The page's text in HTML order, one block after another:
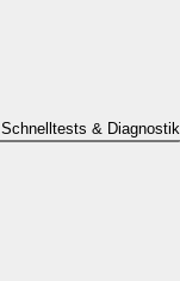
Schnelltests & Diagnostik